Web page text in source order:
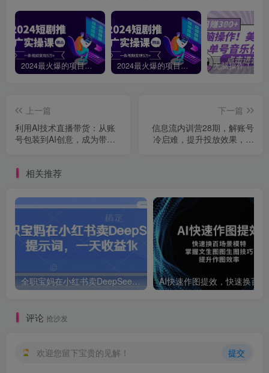
2024最火爆的项目短剧推广实操课，一条视频变现5万+【附软件工具】 2024最火爆的项目短剧推广实操课 一条视频变现5万+(附软件工具
上一篇
利用AI技术直播带货：从账
号包装到AI创意，成为带货
下一篇
信息流内训营28期，解账号
冷启难，提升投放效果，掌
相关推荐
全职宝妈在小红书卖DeepSeek提示词，一天收益1k
评论 抢沙发
欢迎您留下宝贵的见解！ 提交